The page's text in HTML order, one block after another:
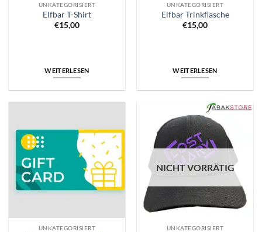
UNKATEGORISIERT
Elfbar T-Shirt
€15,00
WEITERLESEN
UNKATEGORISIERT
Elfbar Trinkflasche
€15,00
WEITERLESEN
UNKATEGORISIERT
NICHT VORRÄTIG
UNKATEGORISIERT